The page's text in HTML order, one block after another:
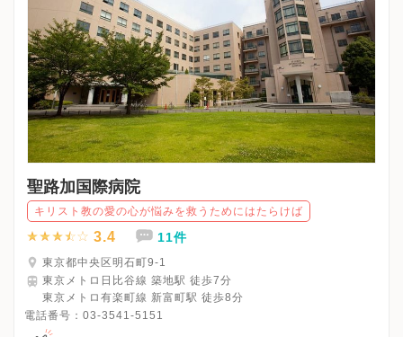
聖路加国際病院
キリスト教の愛の心が悩みを救うためにはたらけば
3.4 11件
東京都中央区明石町9-1
東京メトロ日比谷線 築地駅 徒歩7分
東京メトロ有楽町線 新富町駅 徒歩8分
電話番号： 03-3541-5151